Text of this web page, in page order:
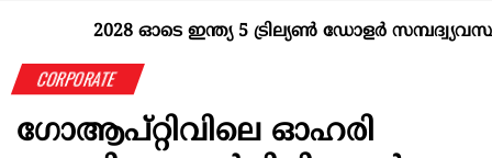
KERALA @70
2028 ഓടെ ഇന്ത്യ 5 ട്രില്യണ്‍ ഡോളര്‍
CORPORATE
ഗോആപ്‌റ്റിവിലെ ഓഹരി